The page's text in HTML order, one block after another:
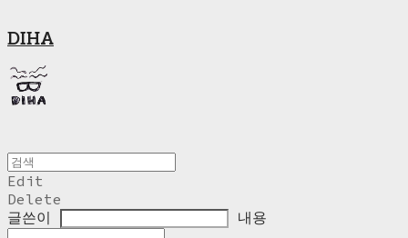
DIHA
Edit
Delete
글쓴이
내용